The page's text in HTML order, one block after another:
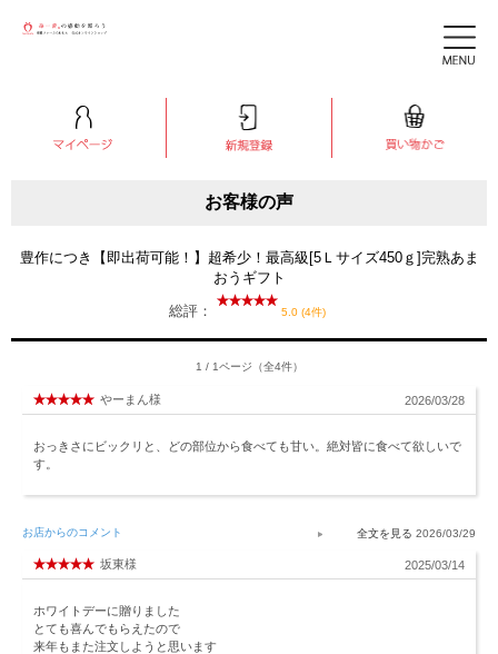
お客様の声
豊作につき【即出荷可能！】超希少！最高級[5Ｌサイズ450ｇ]完熟あま
おうギフト
総評：
5.0 (4件)
1 / 1ページ（全4件）
やーまん様 2026/03/28
おっきさにビックリと、どの部位から食べても甘い。絶対皆に食べて欲しいで
す。
お店からのコメント 2026/03/29
坂東様 2025/03/14
ホワイトデーに贈りました
とても喜んでもらえたので
来年もまた注文しようと思います